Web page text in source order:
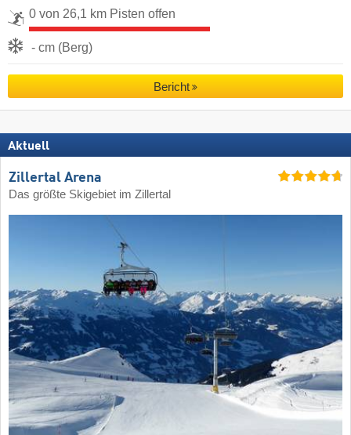
0 von 26,1 km Pisten offen
- cm (Berg)
Bericht
Aktuell
Zillertal Arena
Das größte Skigebiet im Zillertal